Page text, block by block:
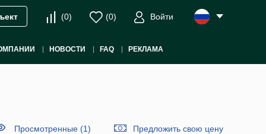
(0) (0) Войти
НОВОСТИ FAQ РЕКЛАМА
Просмотренные (1) Предложить свою цену